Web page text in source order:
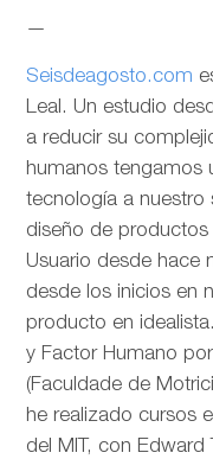
—
Seisdeagosto.com
Leal. Un estudio
a reducir su
humanos tengamos
tecnología a nuestro
diseño de productos
Usuario desde hace
desde los inicios en
producto en
y Factor Humano
(Faculdade de
he realizado cursos
del MIT, con Edward